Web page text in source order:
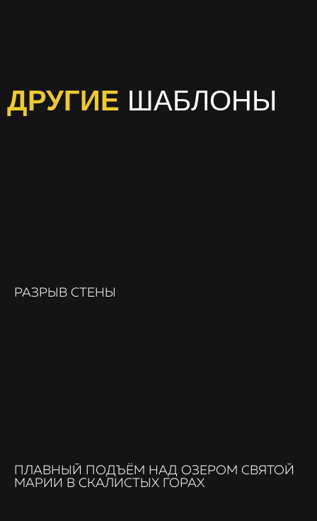
ДРУГИЕ ШАБЛОНЫ
РАЗРЫВ СТЕНЫ
ПЛАВНЫЙ ПОДЪЁМ НАД ОЗЕРОМ СВЯТОЙ
МАРИИ В СКАЛИСТЫХ ГОРАХ